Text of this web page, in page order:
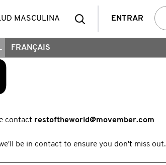
BuscarENTRAR
MASCULINA
FRANÇAIS
contact restoftheworld@movember.com
be in contact to ensure you don't miss out.